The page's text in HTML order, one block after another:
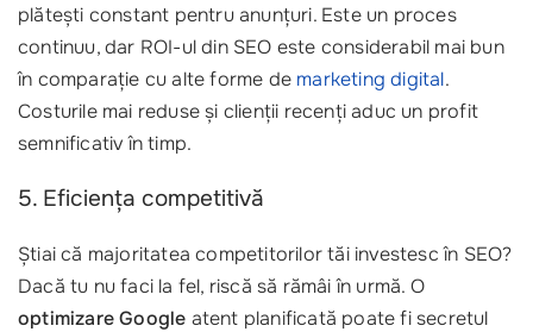
plătești constant pentru anunțuri. Este un proces
continuu, dar ROI-ul din SEO este considerabil mai bun
în comparație cu alte forme de marketing digital.
Costurile mai reduse și clienții recenți aduc un profit
semnificativ în timp.
5. Eficiența competitivă
Știai că majoritatea competitorilor tăi investesc în SEO?
Dacă tu nu faci la fel, riscă să rămâi în urmă. O
optimizare Google atent planificată poate fi secretul